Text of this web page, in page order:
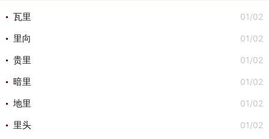
01/02
瓦里
01/02
里向
01/02
贵里
01/02
暗里
01/02
地里
01/02
里头